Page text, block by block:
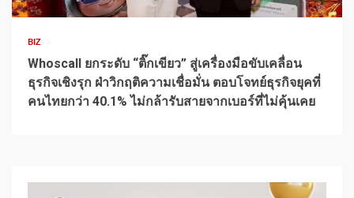
BIZ
Whoscall ยกระดับ “ติ๊กเขียว” สู่เครื่องมือขับเคลื่อน
ธุรกิจเชิงรุก ฝ่าวิกฤติความเชื่อมั่น ตอบโจทย์ธุรกิจยุคที่
คนไทยกว่า 40.1% ไม่กล้ารับสายจากเบอร์ที่ไม่คุ้นเคย